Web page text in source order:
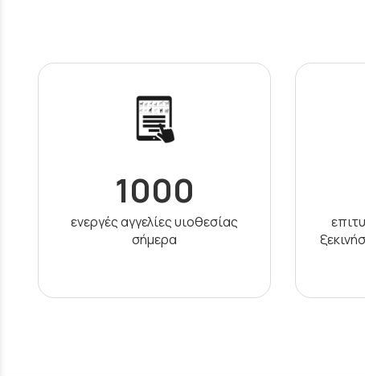
1000
ενεργές αγγελίες υιοθεσίας
σήμερα